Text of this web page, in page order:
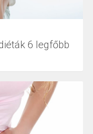
6 legfőbb